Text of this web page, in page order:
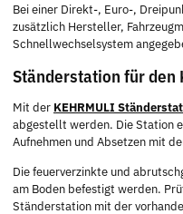
Bei einer Direkt-, Euro-,
zusätzlich Hersteller,
Schnellwechselsystem
Ständerstation für den
Mit der KEHRMULI
abgestellt werden. Die Station
Aufnehmen und Absetzen mit
Die feuerverzinkte und
am Boden befestigt werden.
Ständerstation mit der